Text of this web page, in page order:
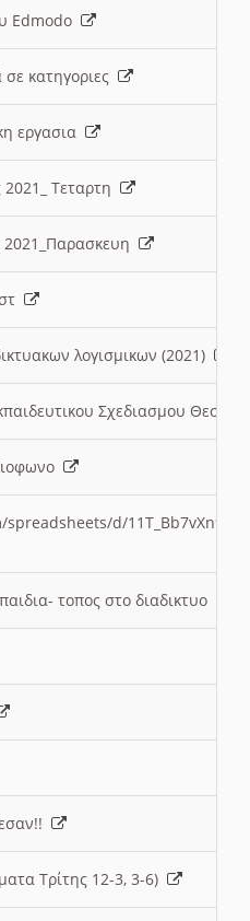
Edmodo
σε κατηγοριες
εργασια
2021_ Τεταρτη
2021_Παρασκευη
λογισμικων (2021)
Σχεδιασμου
d/
τοπος στο διαδικτυο
Τρίτης 12-3, 3-6)